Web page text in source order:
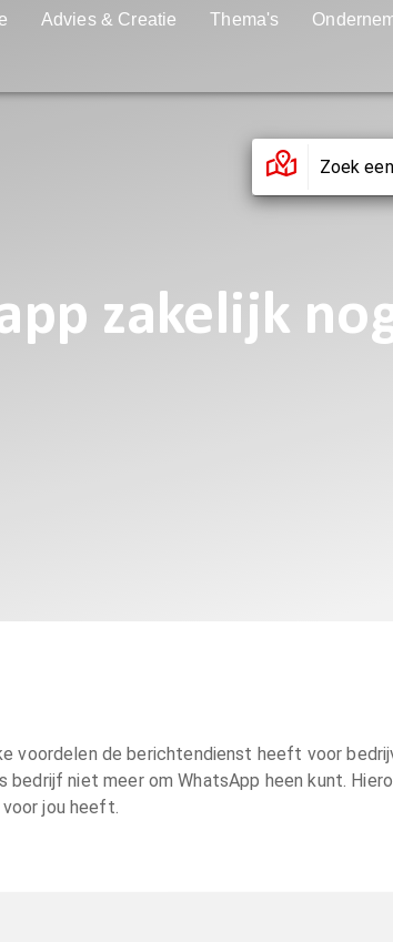
Advies & Creatie Thema's
Zoek
zakelijk
voordelen de berichtendienst heeft voor
niet meer om WhatsApp heen kunt.
jou heeft.